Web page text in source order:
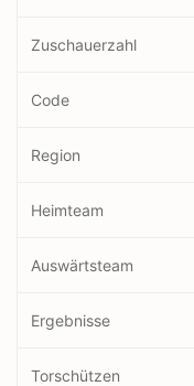
Zuschauerzahl
Code
Region
Heimteam
Auswärtsteam
Ergebnisse
Torschützen